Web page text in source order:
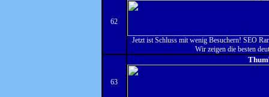
62
Jetzt ist Schluss mit wenig Besuchern! SEO
Wir zeigen die besten
63